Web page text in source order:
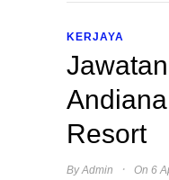
KERJAYA
Resort
ByAdmin · On 6